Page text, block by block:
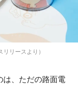
リースより）
は、ただの路面電